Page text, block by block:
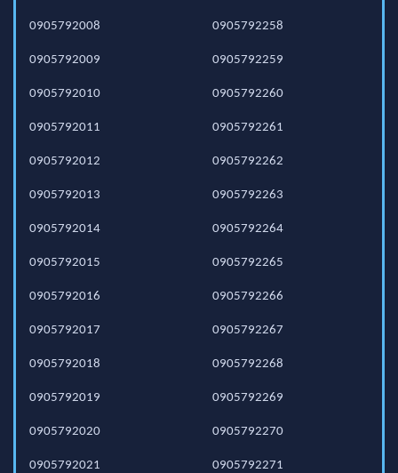
0905792008
0905792009
0905792010
0905792011
0905792012
0905792013
0905792014
0905792015
0905792016
0905792017
0905792018
0905792019
0905792020
0905792021
0905792258
0905792259
0905792260
0905792261
0905792262
0905792263
0905792264
0905792265
0905792266
0905792267
0905792268
0905792269
0905792270
0905792271